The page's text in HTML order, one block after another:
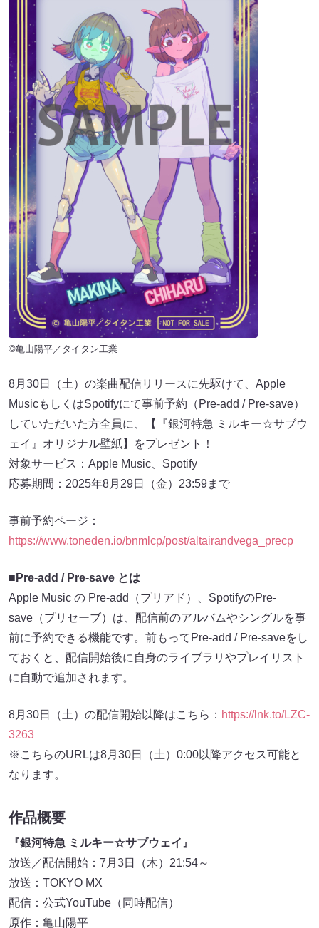
©亀山陽平／タイタン工業
8月30日（土）の楽曲配信リリースに先駆けて、Apple
MusicもしくはSpotifyにて事前予約（Pre-add / Pre-save）
していただいた方全員に、【『銀河特急 ミルキー☆サブウ
ェイ』オリジナル壁紙】をプレゼント！
対象サービス：Apple Music、Spotify
応募期間：2025年8月29日（金）23:59まで
事前予約ページ：
https://www.toneden.io/bnmlcp/post/altairandvega_precp
■Pre-add / Pre-save とは
Apple Music の Pre-add（プリアド）、SpotifyのPre-
save（プリセーブ）は、配信前のアルバムやシングルを事
前に予約できる機能です。前もってPre-add / Pre-saveをし
ておくと、配信開始後に自身のライブラリやプレイリスト
に自動で追加されます。
8月30日（土）の配信開始以降はこちら： https://lnk.to/LZC-
3263
※こちらのURLは8月30日（土）0:00以降アクセス可能と
なります。
作品概要
『銀河特急 ミルキー☆サブウェイ』
放送／配信開始：7月3日（木）21:54～
放送：TOKYO MX
配信：公式YouTube（同時配信）
原作：亀山陽平